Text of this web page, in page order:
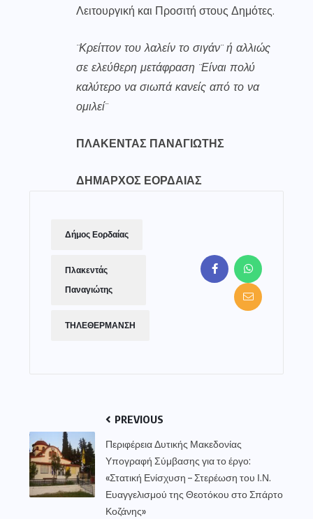
Λειτουργική και Προσιτή στους Δημότες.
¨Κρείττον του λαλείν το σιγάν¨ ή αλλιώς
σε ελεύθερη μετάφραση ¨Είναι πολύ
καλύτερο να σιωπά κανείς από το να
ομιλεί¨
ΠΛΑΚΕΝΤΑΣ ΠΑΝΑΓΙΩΤΗΣ
ΔΗΜΑΡΧΟΣ ΕΟΡΔΑΙΑΣ
Δήμος Εορδαίας
Πλακεντάς
Παναγιώτης
ΤΗΛΕΘΕΡΜΑΝΣΗ
PREVIOUS
Περιφέρεια Δυτικής Μακεδονίας
Υπογραφή Σύμβασης για το έργο:
«Στατική Ενίσχυση – Στερέωση του Ι.Ν.
Ευαγγελισμού της Θεοτόκου στο Σπάρτο
Κοζάνης»